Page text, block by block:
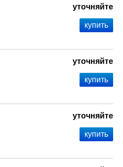
уточняйте
уточняйте
уточняйте